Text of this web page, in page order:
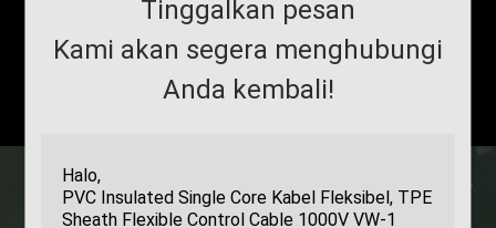
Tinggalkan pesan
Kami akan segera menghubungi
Anda kembali!